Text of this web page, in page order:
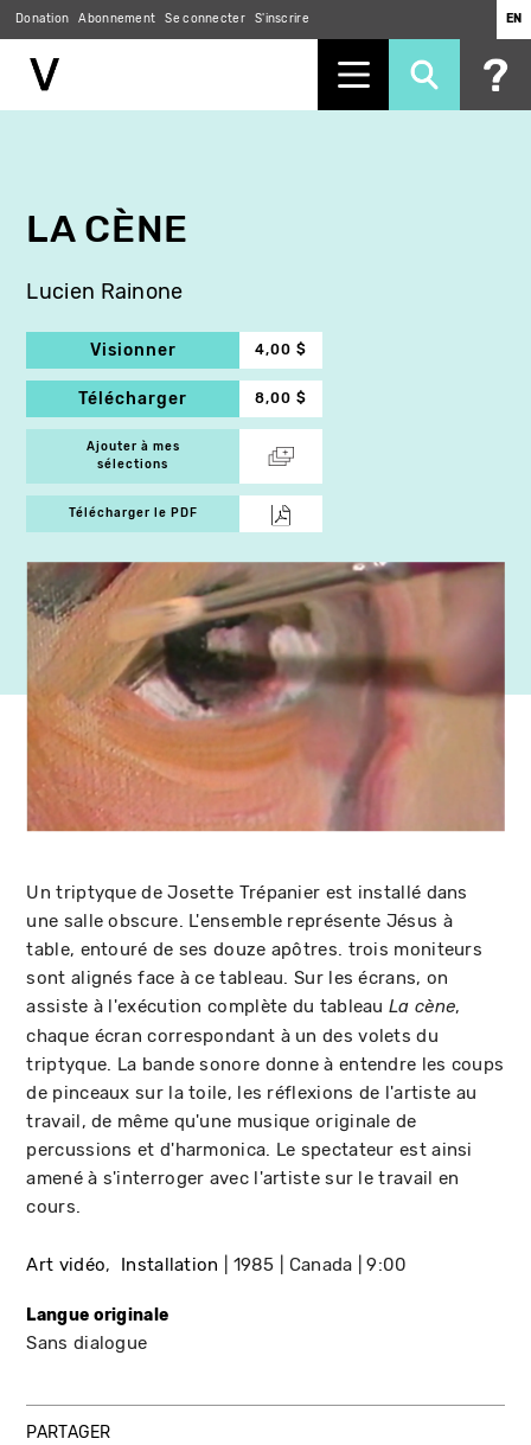
Donation Abonnement Se connecter S'inscrire EN
LA CÈNE
Lucien Rainone
Visionner 4,00 $
Télécharger 8,00 $
Ajouter à mes
sélections
Télécharger le PDF
Un triptyque de Josette Trépanier est installé dans
une salle obscure. L'ensemble représente Jésus à
table, entouré de ses douze apôtres. trois moniteurs
sont alignés face à ce tableau. Sur les écrans, on
assiste à l'exécution complète du tableauLa cène,
chaque écran correspondant à un des volets du
triptyque. La bande sonore donne à entendre les coups
de pinceaux sur la toile, les réflexions de l'artiste au
travail, de même qu'une musique originale de
percussions et d'harmonica. Le spectateur est ainsi
amené à s'interroger avec l'artiste sur le travail en
cours.
Art vidéo Installation 1985 Canada 9:00
Langue originale
Sans dialogue
PARTAGER